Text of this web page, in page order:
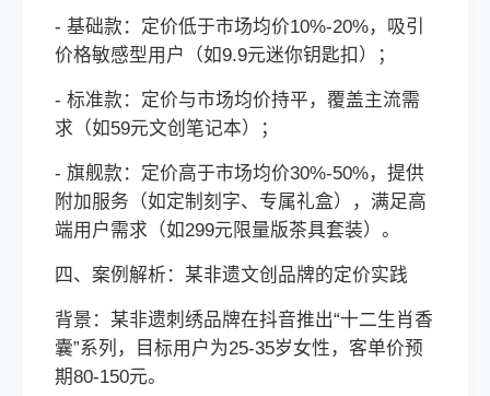
- 基础款：定价低于市场均价10%-20%，吸引
价格敏感型用户（如9.9元迷你钥匙扣）；
- 标准款：定价与市场均价持平，覆盖主流需
求（如59元文创笔记本）；
- 旗舰款：定价高于市场均价30%-50%，提供
附加服务（如定制刻字、专属礼盒），满足高
端用户需求（如299元限量版茶具套装）。
四、案例解析：某非遗文创品牌的定价实践
背景：某非遗刺绣品牌在抖音推出“十二生肖香
囊”系列，目标用户为25-35岁女性，客单价预
期80-150元。